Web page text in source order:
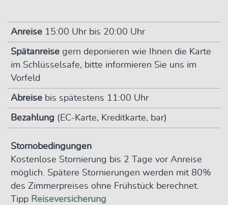
Anreise 15:00 Uhr bis 20:00 Uhr
Spätanreise gern deponieren wie Ihnen die Karte
im Schlüsselsafe, bitte informieren Sie uns im
Vorfeld
Abreise bis spätestens 11:00 Uhr
Bezahlung (EC-Karte, Kreditkarte, bar)
Stornobedingungen
Kostenlose Stornierung bis 2 Tage vor Anreise
möglich. Spätere Stornierungen werden mit 80%
des Zimmerpreises ohne Frühstück berechnet.
Tipp Reiseversicherung